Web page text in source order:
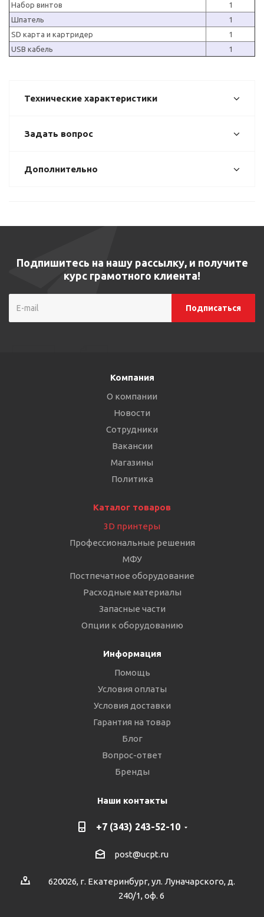
Набор винтов
1
Шпатель
1
SD карта и картридер
1
USB кабель
1
Технические характеристики
Задать вопрос
Дополнительно
Подпишитесь на нашу рассылку, и получите
курс грамотного клиента!
Компания
О компании
Новости
Сотрудники
Вакансии
Магазины
Политика
Каталог товаров
3D принтеры
Профессиональные решения
МФУ
Постпечатное оборудование
Расходные материалы
Запасные части
Опции к оборудованию
Информация
Помощь
Условия оплаты
Условия доставки
Гарантия на товар
Блог
Вопрос-ответ
Бренды
Наши контакты
+7 (343) 243-52-10
post@ucpt.ru
620026, г. Екатеринбург, ул. Луначарского, д.
240/1, оф. 6